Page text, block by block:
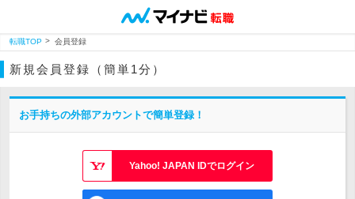
転職TOP 会員登録
新規会員登録（簡単1分）
お手持ちの外部アカウントで簡単登録！
Yahoo! JAPAN IDでログイン